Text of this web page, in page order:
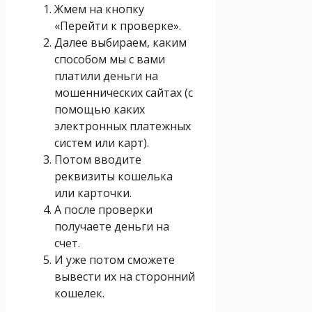
Жмем на кнопку
«Перейти к проверке».
Далее выбираем, каким
способом мы с вами
платили деньги на
мошеннических сайтах (с
помощью каких
электронных платежных
систем или карт).
Потом вводите
реквизиты кошелька
или карточки.
А после проверки
получаете деньги на
счет.
И уже потом сможете
вывести их на сторонний
кошелек.